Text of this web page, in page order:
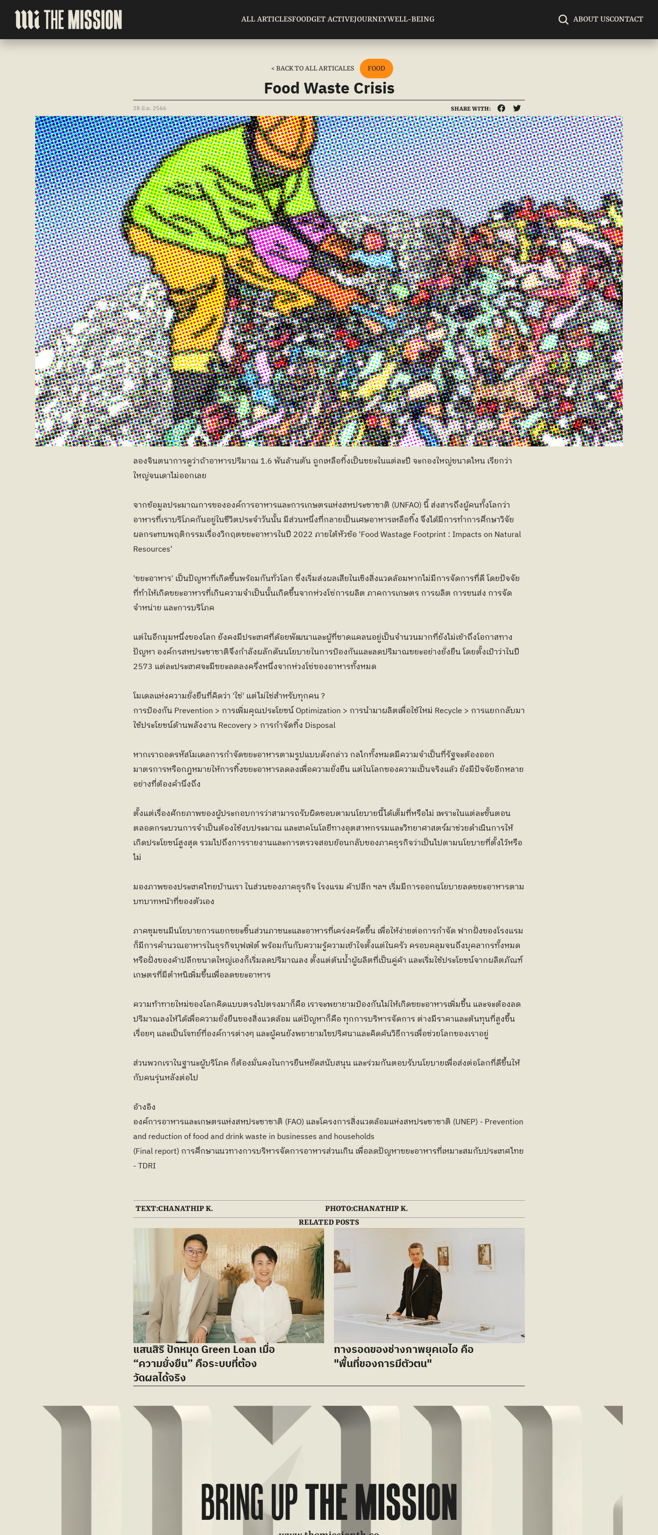
ALL ARTICLESFOODGET ACTIVEJOURNEYWELL-BEING ABOUT USCONTACT
< BACK TO ALL ARTICALES FOOD
Food Waste Crisis
28 มิ.ย. 2566 SHARE WITH:
ลองจินตนาการดูว่าถ้าอาหารปริมาณ 1.6 พันล้านตัน ถูกเหลือทิ้งเป็นขยะในแต่ละปี จะกองใหญ่ขนาดไหน เรียกว่า
ใหญ่จนเดาไม่ออกเลย
จากข้อมูลประมาณการขององค์การอาหารและการเกษตรแห่งสหประชาชาติ (UNFAO) นี้ ส่งสารถึงผู้คนทั้งโลกว่า
อาหารที่เราบริโภคกันอยู่ในชีวิตประจำวันนั้น มีส่วนหนึ่งที่กลายเป็นเศษอาหารเหลือทิ้ง จึงได้มีการทำการศึกษาวิจัย
ผลกระทบพฤติกรรมเรื่องวิกฤตขยะอาหารในปี 2022 ภายใต้หัวข้อ 'Food Wastage Footprint : Impacts on Natural
Resources'
'ขยะอาหาร' เป็นปัญหาที่เกิดขึ้นพร้อมกันทั่วโลก ซึ่งเริ่มส่งผลเสียในเชิงสิ่งแวดล้อมหากไม่มีการจัดการที่ดี โดยปัจจัย
ที่ทำให้เกิดขยะอาหารที่เกินความจำเป็นนั้นเกิดขึ้นจากห่วงโซ่การผลิต ภาคการเกษตร การผลิต การขนส่ง การจัด
จำหน่าย และการบริโภค
แต่ในอีกมุมหนึ่งของโลก ยังคงมีประเทศที่ด้อยพัฒนาและผู้ที่ขาดแคลนอยู่เป็นจำนวนมากที่ยังไม่เข้าถึงโอกาสทาง
ปัญหา องค์กรสหประชาชาติจึงกำลังผลักดันนโยบายในการป้องกันและลดปริมาณขยะอย่างยั่งยืน โดยตั้งเป้าว่าในปี
2573 แต่ละประเทศจะมีขยะลดลงครึ่งหนึ่งจากห่วงโซ่ของอาหารทั้งหมด
โมเดลแห่งความยั่งยืนที่คิดว่า 'ใช่' แต่ไม่ใช่สำหรับทุกคน ?
การป้องกัน Prevention > การเพิ่มคุณประโยชน์ Optimization > การนำมาผลิตเพื่อใช้ใหม่ Recycle > การแยกกลับมา
ใช้ประโยชน์ด้านพลังงาน Recovery > การกำจัดทิ้ง Disposal
หากเราถอดรหัสโมเดลการกำจัดขยะอาหารตามรูปแบบดังกล่าว กลไกทั้งหมดมีความจำเป็นที่รัฐจะต้องออก
มาตรการหรือกฎหมายให้การทิ้งขยะอาหารลดลงเพื่อความยั่งยืน แต่ในโลกของความเป็นจริงแล้ว ยังมีปัจจัยอีกหลาย
อย่างที่ต้องคำนึงถึง
ตั้งแต่เรื่องศักยภาพของผู้ประกอบการว่าสามารถรับผิดชอบตามนโยบายนี้ได้เต็มที่หรือไม่ เพราะในแต่ละขั้นตอน
ตลอดกระบวนการจำเป็นต้องใช้งบประมาณ และเทคโนโลยีทางอุตสาหกรรมและวิทยาศาสตร์มาช่วยดำเนินการให้
เกิดประโยชน์สูงสุด รวมไปถึงการรายงานและการตรวจสอบย้อนกลับของภาคธุรกิจว่าเป็นไปตามนโยบายที่ตั้งไว้หรือ
ไม่
มองภาพของประเทศไทยบ้านเรา ในส่วนของภาคธุรกิจ โรงแรม ค้าปลีก ฯลฯ เริ่มมีการออกนโยบายลดขยะอาหารตาม
บทบาทหน้าที่ของตัวเอง
ภาคชุมชนมีนโยบายการแยกขยะชิ้นส่วนภาชนะและอาหารที่เคร่งครัดขึ้น เพื่อให้ง่ายต่อการกำจัด ฟากฝั่งของโรงแรม
ก็มีการคำนวณอาหารในธุรกิจบุฟเฟ่ต์ พร้อมกันกับความรู้ความเข้าใจตั้งแต่ในครัว ครอบคลุมจนถึงบุคลากรทั้งหมด
หรือฝั่งของค้าปลีกขนาดใหญ่เองก็เริ่มลดปริมาณลง ตั้งแต่ต้นน้ำผู้ผลิตที่เป็นคู่ค้า และเริ่มใช้ประโยชน์จากผลิตภัณฑ์
เกษตรที่มีตำหนิเพิ่มขึ้นเพื่อลดขยะอาหาร
ความท้าทายใหม่ของโลกคิดแบบตรงไปตรงมาก็คือ เราจะพยายามป้องกันไม่ให้เกิดขยะอาหารเพิ่มขึ้น และจะต้องลด
ปริมาณลงให้ได้เพื่อความยั่งยืนของสิ่งแวดล้อม แต่ปัญหาก็คือ ทุกการบริหารจัดการ ต่างมีราคาและต้นทุนที่สูงขึ้น
เรื่อยๆ และเป็นโจทย์ที่องค์การต่างๆ และผู้คนยังพยายามไขปริศนาและคิดค้นวิธีการเพื่อช่วยโลกของเราอยู่
ส่วนพวกเราในฐานะผู้บริโภค ก็ต้องมั่นคงในการยืนหยัดสนับสนุน และร่วมกันตอบรับนโยบายเพื่อส่งต่อโลกที่ดีขึ้นให้
กับคนรุ่นหลังต่อไป
อ้างอิง
องค์การอาหารและเกษตรแห่งสหประชาชาติ (FAO) และโครงการสิ่งแวดล้อมแห่งสหประชาชาติ (UNEP) - Prevention
and reduction of food and drink waste in businesses and households
(Final report) การศึกษาแนวทางการบริหารจัดการอาหารส่วนเกิน เพื่อลดปัญหาขยะอาหารที่เหมาะสมกับประเทศไทย
- TDRI
TEXT:CHANATHIP K. PHOTO:CHANATHIP K.
RELATED POSTS
แสนสิริ ปักหมุด Green Loan เมื่อ
“ความยั่งยืน” คือระบบที่ต้อง
วัดผลได้จริง
ทางรอดของช่างภาพยุคเอไอ คือ
"พื้นที่ของการมีตัวตน"